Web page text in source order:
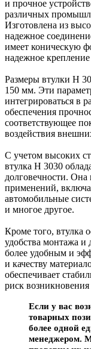
и прочное
различных
Изготовлена из
надежное
имеет коническую
надежное
Размеры втулки H
150 мм. Эти
интегрироваться в
обеспечения
соответствующее
воздействия
С учетом высоких
втулка H 3030
долговечности. Она
применений,
автомобильные
и многое другое.
Кроме того, втулка
удобства монтажа и
более удобным и
и качеству
обеспечивает
риск
Если у вас
товарных
более одной
менеджером.